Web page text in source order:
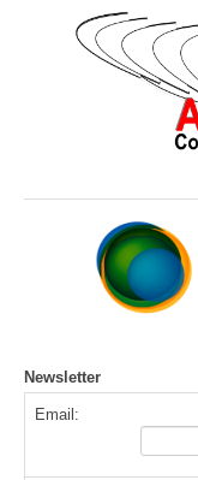
Newsletter
Email: